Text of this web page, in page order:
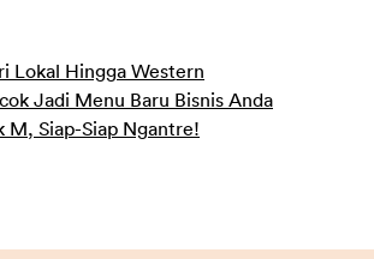
Lokal Hingga Western
Jadi Menu Baru Bisnis Anda
M, Siap-Siap Ngantre!